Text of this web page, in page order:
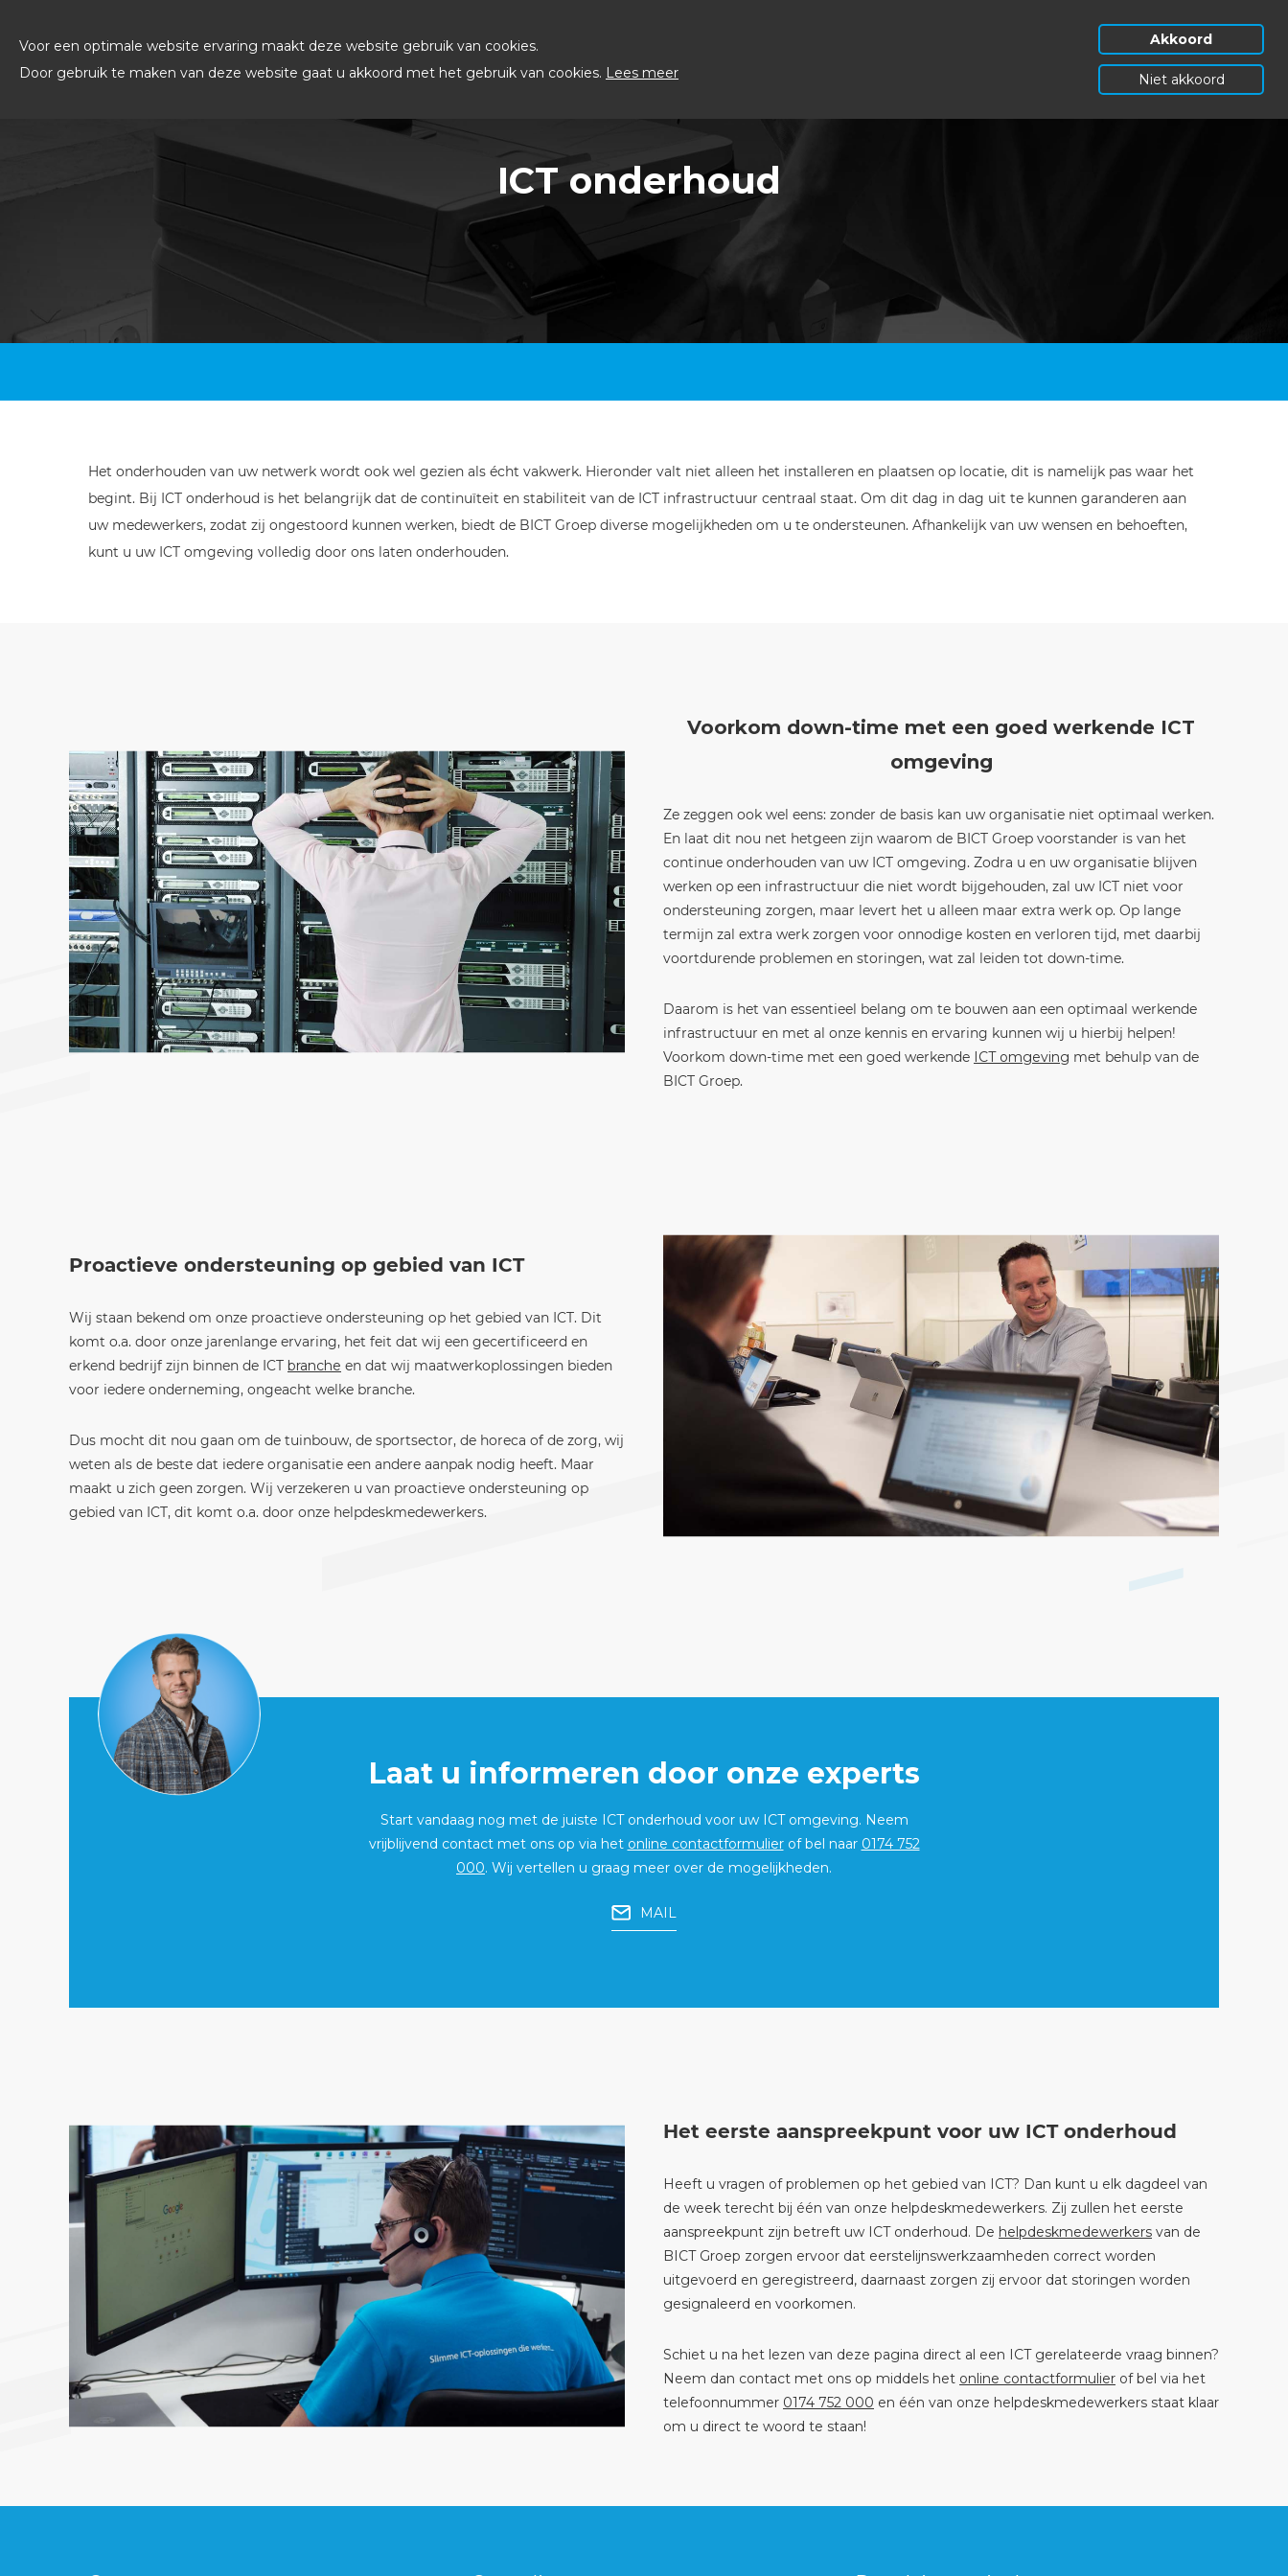
Voor een optimale website ervaring maakt deze website gebruik van cookies.
Door gebruik te maken van deze website gaat u akkoord met het gebruik van cookies. Lees meer
Akkoord
Niet akkoord
ICT onderhoud
Het onderhouden van uw netwerk wordt ook wel gezien als écht vakwerk. Hieronder valt niet alleen het installeren en plaatsen op locatie, dit is namelijk pas waar het
begint. Bij ICT onderhoud is het belangrijk dat de continuïteit en stabiliteit van de ICT infrastructuur centraal staat. Om dit dag in dag uit te kunnen garanderen aan
uw medewerkers, zodat zij ongestoord kunnen werken, biedt de BICT Groep diverse mogelijkheden om u te ondersteunen. Afhankelijk van uw wensen en behoeften,
kunt u uw ICT omgeving volledig door ons laten onderhouden.
Voorkom down-time met een goed werkende ICT
omgeving
Ze zeggen ook wel eens: zonder de basis kan uw organisatie niet optimaal werken.
En laat dit nou net hetgeen zijn waarom de BICT Groep voorstander is van het
continue onderhouden van uw ICT omgeving. Zodra u en uw organisatie blijven
werken op een infrastructuur die niet wordt bijgehouden, zal uw ICT niet voor
ondersteuning zorgen, maar levert het u alleen maar extra werk op. Op lange
termijn zal extra werk zorgen voor onnodige kosten en verloren tijd, met daarbij
voortdurende problemen en storingen, wat zal leiden tot down-time.
Daarom is het van essentieel belang om te bouwen aan een optimaal werkende
infrastructuur en met al onze kennis en ervaring kunnen wij u hierbij helpen!
Voorkom down-time met een goed werkende ICT omgeving met behulp van de
BICT Groep.
Proactieve ondersteuning op gebied van ICT
Wij staan bekend om onze proactieve ondersteuning op het gebied van ICT. Dit
komt o.a. door onze jarenlange ervaring, het feit dat wij een gecertificeerd en
erkend bedrijf zijn binnen de ICT branche en dat wij maatwerkoplossingen bieden
voor iedere onderneming, ongeacht welke branche.
Dus mocht dit nou gaan om de tuinbouw, de sportsector, de horeca of de zorg, wij
weten als de beste dat iedere organisatie een andere aanpak nodig heeft. Maar
maakt u zich geen zorgen. Wij verzekeren u van proactieve ondersteuning op
gebied van ICT, dit komt o.a. door onze helpdeskmedewerkers.
Laat u informeren door onze experts
Start vandaag nog met de juiste ICT onderhoud voor uw ICT omgeving. Neem
vrijblijvend contact met ons op via het online contactformulierof bel naar 0174 752
000. Wij vertellen u graag meer over de mogelijkheden.
MAIL
Het eerste aanspreekpunt voor uw ICT onderhoud
Heeft u vragen of problemen op het gebied van ICT? Dan kunt u elk dagdeel van
de week terecht bij één van onze helpdeskmedewerkers. Zij zullen het eerste
aanspreekpunt zijn betreft uw ICT onderhoud. De helpdeskmedewerkers van de
BICT Groep zorgen ervoor dat eerstelijnswerkzaamheden correct worden
uitgevoerd en geregistreerd, daarnaast zorgen zij ervoor dat storingen worden
gesignaleerd en voorkomen.
Schiet u na het lezen van deze pagina direct al een ICT gerelateerde vraag binnen?
Neem dan contact met ons op middels het online contactformulier of bel via het
telefoonnummer 0174 752 000 en één van onze helpdeskmedewerkers staat klaar
om u direct te woord te staan!